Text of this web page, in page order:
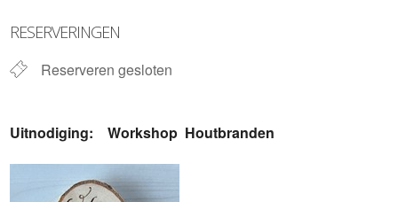
RESERVERINGEN
Reserveren gesloten
Uitnodiging: Workshop Houtbranden